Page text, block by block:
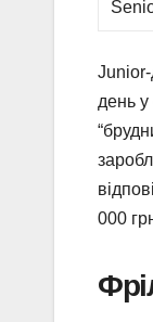
Junior-
день у
000